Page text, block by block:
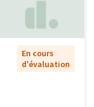
En cours
d'évaluation